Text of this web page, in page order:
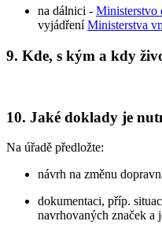
na dálnici - Ministerstvo
vyjádřeníMinisterstva
9. Kde, s kým a kdy
10. Jaké doklady je
Na úřadě předložte:
návrh na změnu
dokumentaci, příp.
navrhovaných značek a